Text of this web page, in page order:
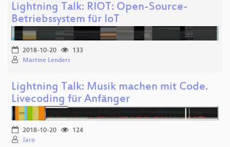
Lightning Talk: RIOT: Open-Source-
Betriebssystem für IoT
2018-10-20
133
Martine Lenders
Lightning Talk: Musik machen mit Code.
Livecoding für Anfänger
2018-10-20
124
Jaro